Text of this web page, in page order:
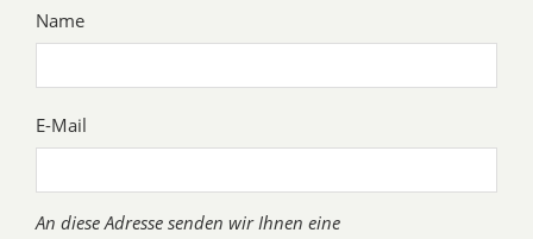
Name
E-Mail
An diese Adresse senden wir Ihnen eine